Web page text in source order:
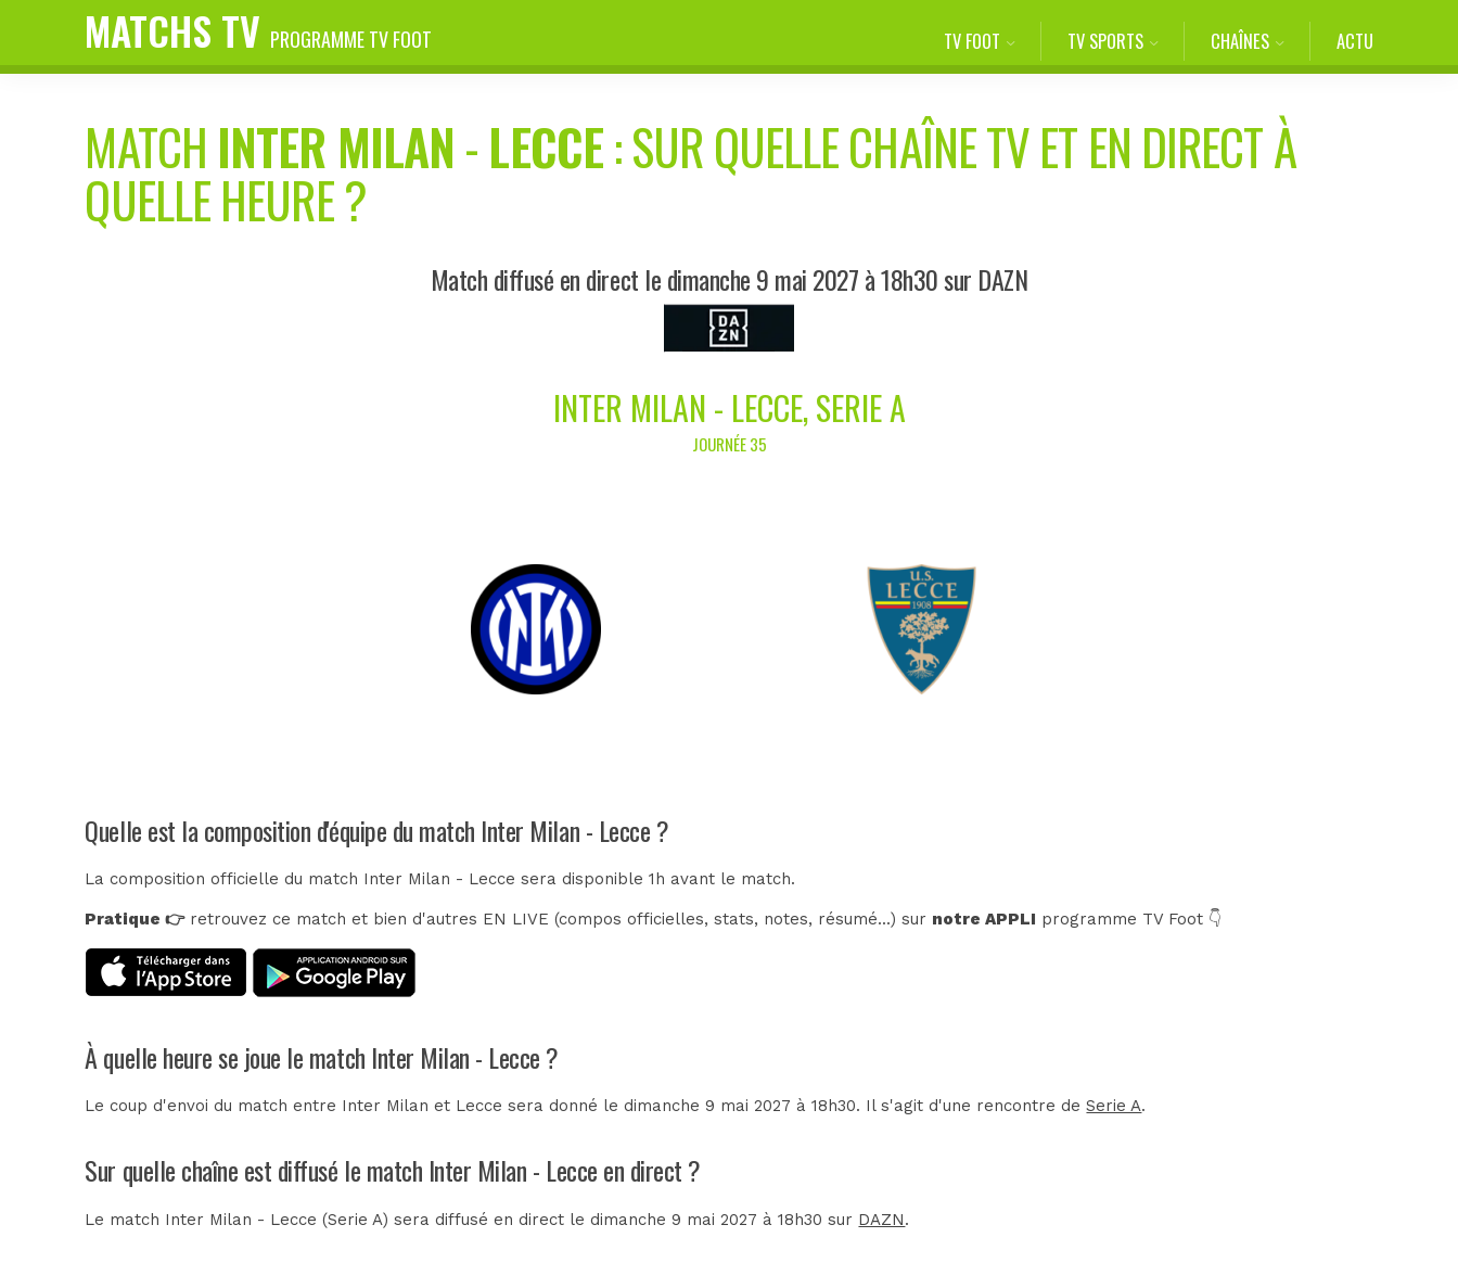
MATCHS TV PROGRAMME TV FOOT TV FOOT TV SPORTS CHAÎNES ACTU
MATCH INTER MILAN-LECCE: SUR QUELLE CHAÎNE TV ET EN DIRECT À
QUELLE HEURE ?
Match diffusé en direct le dimanche 9 mai 2027 à 18h30 sur DAZN
INTER MILAN - LECCE, SERIE A
JOURNÉE 35
Quelle est la composition d'équipe du match Inter Milan - Lecce ?
La composition officielle du match Inter Milan - Lecce sera disponible 1h avant le match.
Pratique 👉retrouvez ce match et bien d'autres EN LIVE (compos officielles, stats, notes, résumé...) sur notre APPLI programme TV Foot 👇
À quelle heure se joue le match Inter Milan - Lecce ?
Le coup d'envoi du match entre Inter Milan et Lecce sera donné le dimanche 9 mai 2027 à 18h30. Il s'agit d'une rencontre deSerie A.
Sur quelle chaîne est diffusé le match Inter Milan - Lecce en direct ?
Le match Inter Milan - Lecce (Serie A) sera diffusé en direct le dimanche 9 mai 2027 à 18h30 sur DAZN.